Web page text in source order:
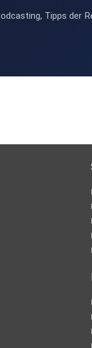
Tipps der